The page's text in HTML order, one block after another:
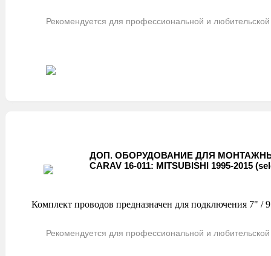
Рекомендуется для профессиональной и
ДОП. ОБОРУДОВАНИЕ ДЛЯ
CARAV 16-011: MITSUBISHI 1995-2015
Комплект проводов предназначен для подключения 7"
Рекомендуется для профессиональной и